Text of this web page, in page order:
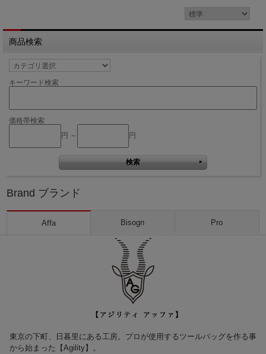
商品検索
キーワード検索
価格帯検索
円 ～
円
Brand ブランド
Affa Bisogn Pro
東京の下町、日暮里にある工房。プロが使用するツールバッグを作る事
から始まった【Agility】。